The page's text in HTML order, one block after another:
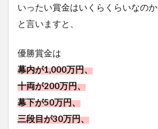
いったい賞金はいくらくらいなのか
と言いますと、
優勝賞金は
幕内が1,000万円、
十両が200万円、
幕下が50万円、
三段目が30万円、